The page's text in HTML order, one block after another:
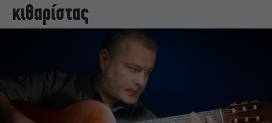
κιθαρίστας